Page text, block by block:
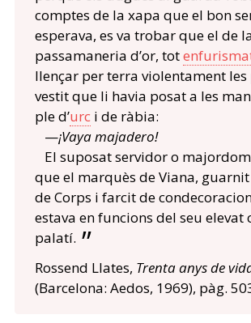
comptes de la xapa que el bon
esperava, es va trobar que el de
passamaneria d’or, tot
llençar per terra violentament les
vestit que li havia posat a les
ple d’urci de ràbia:
—¡Vaya majadero!
El suposat servidor o
que el marquès de Viana,
de Corps i farcit de
estava en funcions del seu elevat
palatí.
Rossend Llates, Trentaanys de
(Barcelona: Aedos, 1969), pàg.